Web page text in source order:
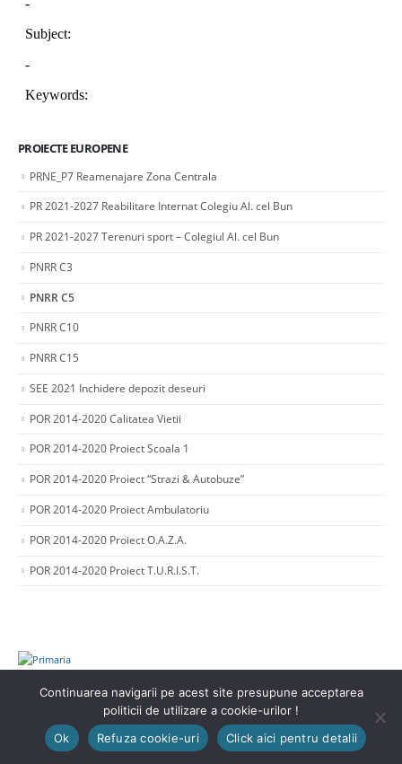
PROIECTE EUROPENE
PRNE_P7 Reamenajare Zona Centrala
PR 2021-2027 Reabilitare Internat Colegiu Al. cel Bun
PR 2021-2027 Terenuri sport – Colegiul Al. cel Bun
PNRR C3
PNRR C5
PNRR C10
PNRR C15
SEE 2021 Inchidere depozit deseuri
POR 2014-2020 Calitatea Vietii
POR 2014-2020 Proiect Scoala 1
POR 2014-2020 Proiect “Strazi & Autobuze”
POR 2014-2020 Proiect Ambulatoriu
POR 2014-2020 Proiect O.A.Z.A.
POR 2014-2020 Proiect T.U.R.I.S.T.
© Copyright 2021. Toate drepturile rezervate.
Continuarea navigarii pe acest site presupune acceptarea
politicii de utilizare a cookie-urilor !
Ok
Refuza cookie-uri Click aici pentru detalii